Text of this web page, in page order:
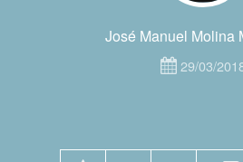
José Manuel Molina
29/03/